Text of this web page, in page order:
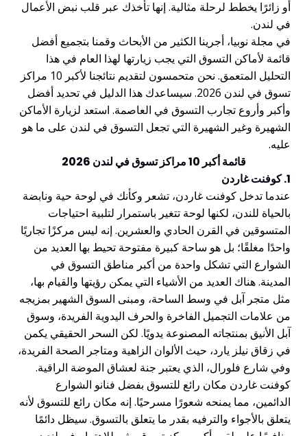
أو زائرًا يخطط لرحلة مثالية. إنها تأخذك عبر قلب نبض الأعمال
في لندن.
في مجلة نوبيا، أجرينا الكثير من الأبحاث وقمنا بتجميع أفضل
قائمة لأماكن التسوق التي يجب زيارتها لهذا العام في هذا
التحليل المتعمق. نحن متحمسون لتقديم نتائجنا لأكبر 10 مراكز
تسوق في لندن 2026. سيساعدك هذا الدليل في تحديد أفضل
وأكبر وأروع تجارب التسوق في العاصمة. استعد لزيارة الأماكن
الشهيرة وغير الشهيرة التي تجعل التسوق في لندن على ما هو
عليه.
قائمة أكبر 10 مراكز تسوق في لندن 2026
1. كوفنت غاردن
عندما تدخل كوفنت غاردن، تشعر وكأنك في لوحة حية ونابضة
بالحياة للندن، لكنها لوحة تتغير باستمرار لتلبية احتياجات
المتسوقين في القرن الحادي والعشرين. إنه ليس مركزًا تجاريًا
واحدًا مغلقًا؛ بل هو ساحة كبيرة مفتوحة تحيط بها العديد من
الشوارع التي تشكل واحدة من أكبر مناطق التسوق في
المدينة. هناك العديد من الأشياء التي يمكن رؤيتها والقيام بها،
مثل متجر آبل في وسط الساحة، ومبنى السوق الشهير بمزيجه
من علامات التجميل الفاخرة والحرف اليدوية الفريدة، وسوق
آبل الأنيق بمنتجاته المصنوعة يدويًا. لكن السحر الحقيقي يكمن
في زقاق نيلز يارد، حيث الألوان الزاهية ومتاجر الصحة الفريدة،
وفي شارع فلورال، الذي يعتبر جنة لعشاق الموضة الراقية.
كوفنت غاردن مكان رائع للتسوق بفضل فنانو الشوارع
الدائمين، مما يمنحه شعورًا مسرحيًا. إنه مكان رائع للتسوق لأنه
يتعلق بالأجواء والترفيه بقدر ما يتعلق بالتسوق. سيظل دائمًا